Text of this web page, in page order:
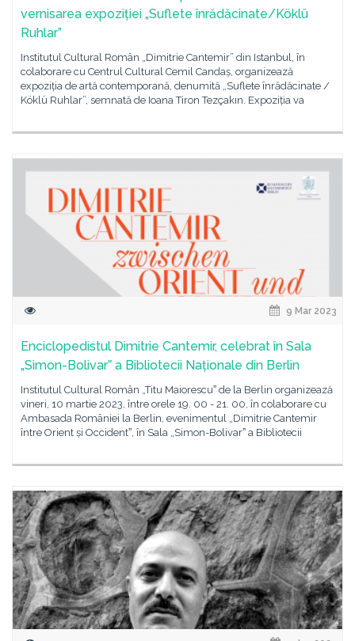
vernisarea expoziției „Suflete înrădăcinate/Köklü
Ruhlar”
Institutul Cultural Român „Dimitrie Cantemir” din Istanbul, în
colaborare cu Centrul Cultural Cemil Candaș, organizează
expoziția de artă contemporană, denumită „Suflete înrădăcinate /
Köklü Ruhlar”, semnată de Ioana Tiron Tezçakın. Expoziția va
9 Mar 2023
Enciclopedistul Dimitrie Cantemir, celebrat în Sala
„Simon-Bolivarˮ a Bibliotecii Naționale din Berlin
Institutul Cultural Român „Titu Maiorescuˮ de la Berlin organizează
vineri, 10 martie 2023, între orele 19. 00 - 21. 00, în colaborare cu
Ambasada României la Berlin, evenimentul „Dimitrie Cantemir
între Orient și Occidentˮ, în Sala „Simon-Bolivarˮ a Bibliotecii